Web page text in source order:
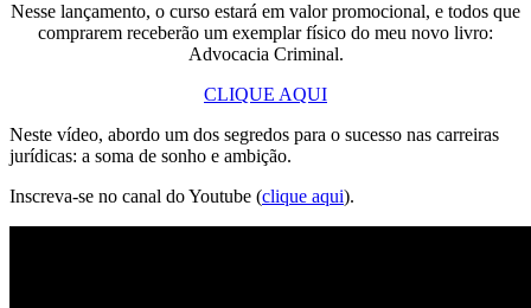
Nesse lançamento, o curso estará em valor promocional, e todos que
comprarem receberão um exemplar físico do meu novo livro:
Advocacia Criminal.
CLIQUE AQUI
Neste vídeo, abordo um dos segredos para o sucesso nas carreiras
jurídicas: a soma de sonho e ambição.
Inscreva-se no canal do Youtube (clique aqui).